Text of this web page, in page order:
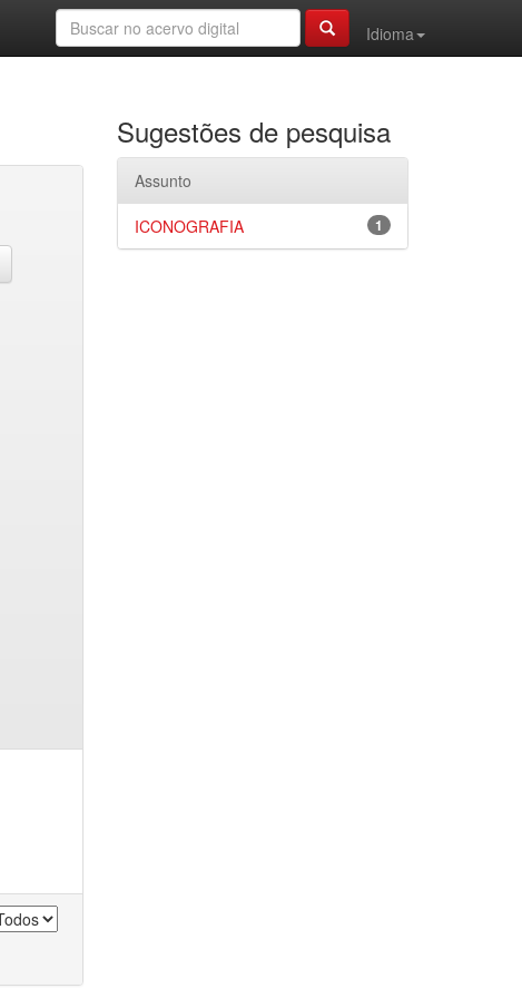
Idioma
Sugestões de pesquisa
Assunto
1
ICONOGRAFIA